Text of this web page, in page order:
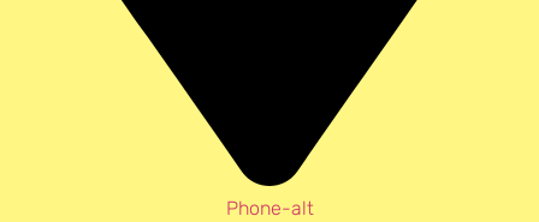
Phone-alt